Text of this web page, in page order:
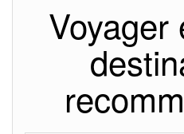
Voyager